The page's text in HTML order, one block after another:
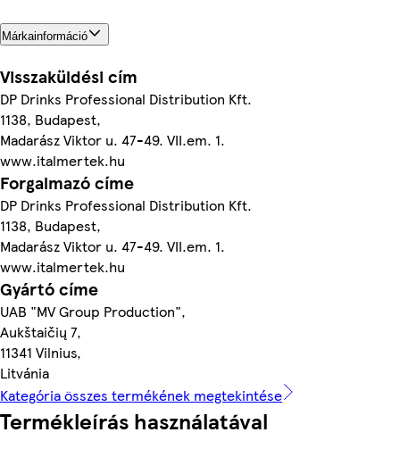
Márkainformáció
Visszaküldési cím
DP Drinks Professional Distribution Kft.
1138, Budapest,
Madarász Viktor u. 47-49. VII.em. 1.
www.italmertek.hu
Forgalmazó címe
DP Drinks Professional Distribution Kft.
1138, Budapest,
Madarász Viktor u. 47-49. VII.em. 1.
www.italmertek.hu
Gyártó címe
UAB "MV Group Production",
Aukštaičių 7,
11341 Vilnius,
Litvánia
Kategória összes termékének megtekintése
Termékleírás használatával